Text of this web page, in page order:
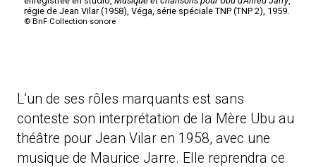
L’un de ses rôles marquants est sans
conteste son interprétation de la Mère Ubu au
théâtre pour Jean Vilar en 1958, avec une
musique de Maurice Jarre. Elle reprendra ce